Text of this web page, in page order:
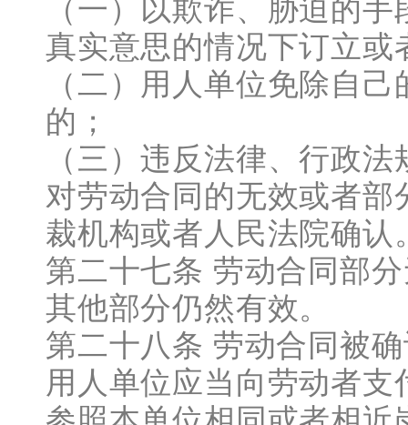
（一）以欺诈、胁迫的
真实意思的情况下订立或
（二）用人单位免除自
的；
（三）违反法律、行政
对劳动合同的无效或者
裁机构或者人民法院确认
第二十七条 劳动合同部
其他部分仍然有效。
第二十八条 劳动合同被
用人单位应当向劳动者